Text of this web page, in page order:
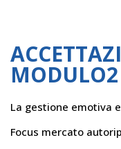
MODULO2
La gestione emotiva
Focus mercato